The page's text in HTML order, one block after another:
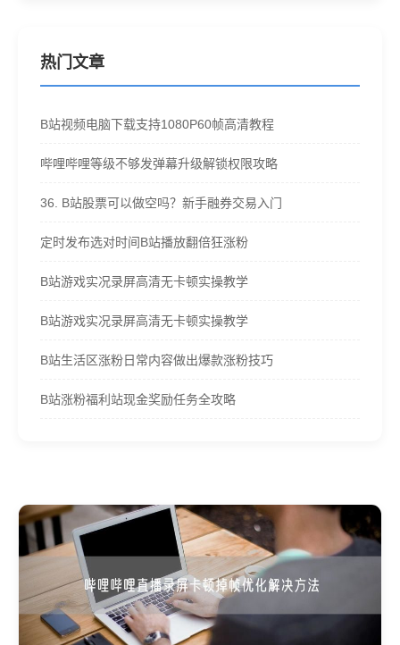
热门文章
B站视频电脑下载支持1080P60帧高清教程
哔哩哔哩等级不够发弹幕升级解锁权限攻略
36. B站股票可以做空吗？新手融券交易入门
定时发布选对时间B站播放翻倍狂涨粉
B站游戏实况录屏高清无卡顿实操教学
B站游戏实况录屏高清无卡顿实操教学
B站生活区涨粉日常内容做出爆款涨粉技巧
B站涨粉福利站现金奖励任务全攻略